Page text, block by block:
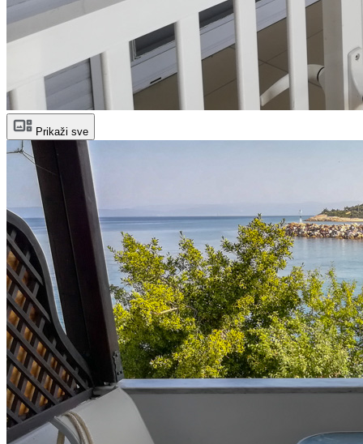
Prikaži sve